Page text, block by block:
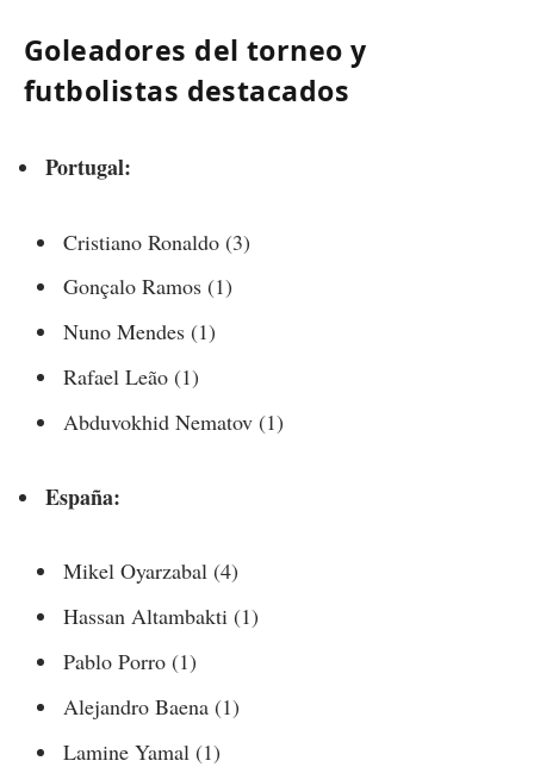
Goleadores del torneo y
futbolistas destacados
Portugal:
Cristiano Ronaldo (3)
Gonçalo Ramos (1)
Nuno Mendes (1)
Rafael Leão (1)
Abduvokhid Nematov (1)
España:
Mikel Oyarzabal (4)
Hassan Altambakti (1)
Pablo Porro (1)
Alejandro Baena (1)
Lamine Yamal (1)